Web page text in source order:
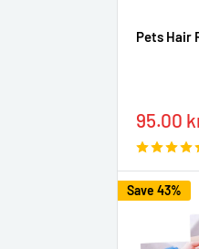
Pets Hair
Sale
price
95.00
Save 43%